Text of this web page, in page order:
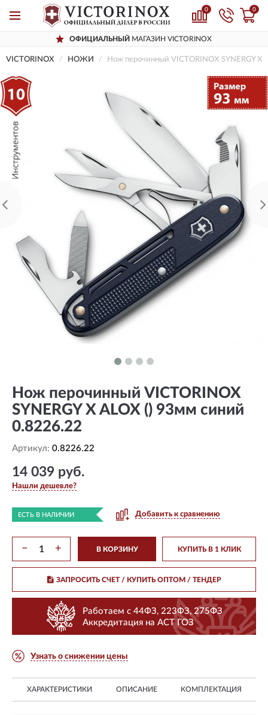
0 0
ОФИЦИАЛЬНЫЙ МАГАЗИН VICTORINOX
VICTORINOX НОЖИ Нож перочинный VICTORINOX SYNERGY
Нож перочинный VICTORINOX
SYNERGY X ALOX () 93мм синий
0.8226.22
Артикул: 0.8226.22
14 039 руб.
Нашли дешевле?
ЕСТЬ В НАЛИЧИИ Добавить к сравнению
− + В КОРЗИНУ КУПИТЬ В 1 КЛИК
ЗАПРОСИТЬ СЧЕТ / КУПИТЬ ОПТОМ/ ТЕНДЕР
Работаем с 44ФЗ, 223ФЗ, 275ФЗ
Аккредитация на АСТ ГОЗ
Узнать о снижении цены
ХАРАКТЕРИСТИКИ ОПИСАНИЕ КОМПЛЕКТАЦИЯ